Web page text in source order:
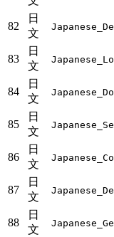
82
日
文
83
日
文
84
日
文
85
日
文
86
日
文
87
日
文
88
日
文